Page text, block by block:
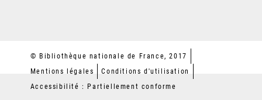
© Bibliothèque nationale de France, 2017
Mentions légales
Conditions d'utilisation
Accessibilité : Partiellement conforme